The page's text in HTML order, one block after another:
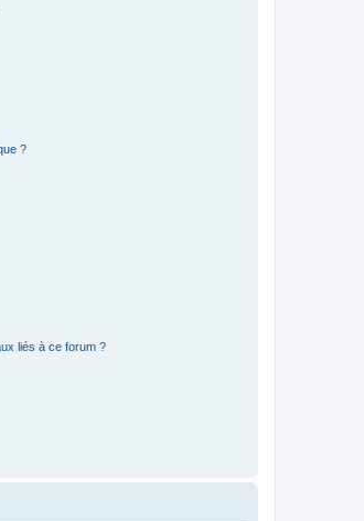
?
liés à ce forum ?